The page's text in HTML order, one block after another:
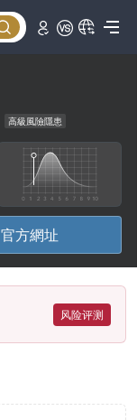
高級風險隱患
官方網址
风险评测